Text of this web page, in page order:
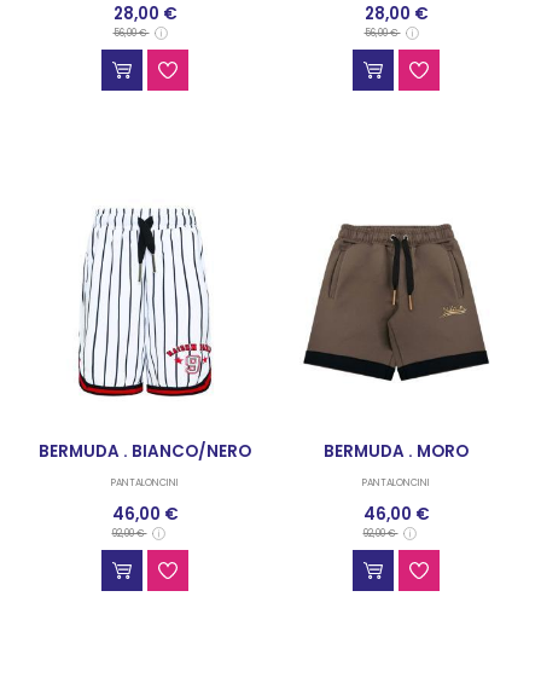
28,00 €
56,00 €
28,00 €
56,00 €
BERMUDA . BIANCO/NERO
PANTALONCINI
46,00 €
92,00 €
BERMUDA . MORO
PANTALONCINI
46,00 €
92,00 €